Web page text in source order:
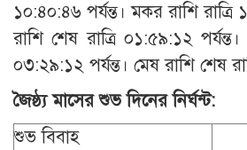
১০:৪০:৪৬ পর্যন্ত। মকর রাশি রাত্রি
রাশি শেষ রাত্রি ০১:৫৯:১২
০৩:২৯:১২ পর্যন্ত। মেষ রাশি শেষ
জৈষ্ঠ্যমাসের শুভ দিনের নির্ঘন্ট:
শুভ বিবাহ